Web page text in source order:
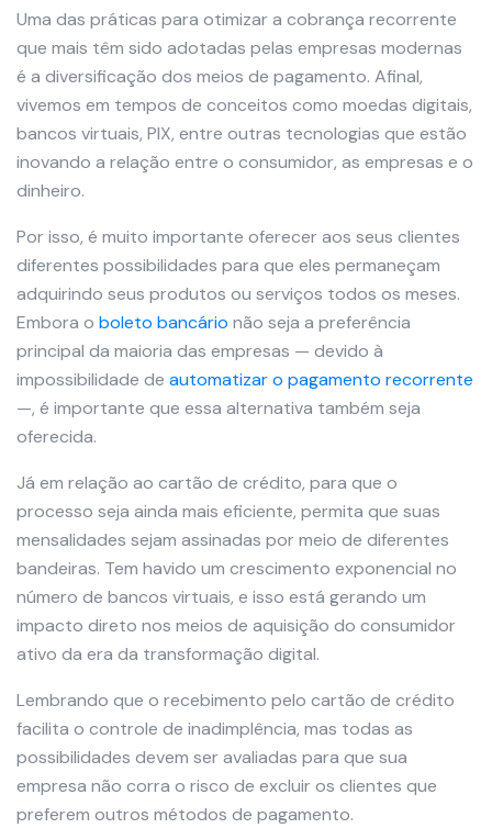
Uma das práticas para otimizar a cobrança recorrente
que mais têm sido adotadas pelas empresas modernas
é a diversificação dos meios de pagamento. Afinal,
vivemos em tempos de conceitos como moedas digitais,
bancos virtuais, PIX, entre outras tecnologias que estão
inovando a relação entre o consumidor, as empresas e o
dinheiro.
Por isso, é muito importante oferecer aos seus clientes
diferentes possibilidades para que eles permaneçam
adquirindo seus produtos ou serviços todos os meses.
Embora o boleto bancário não seja a preferência
principal da maioria das empresas — devido à
impossibilidade de automatizar o pagamento recorrente
—, é importante que essa alternativa também seja
oferecida.
Já em relação ao cartão de crédito, para que o
processo seja ainda mais eficiente, permita que suas
mensalidades sejam assinadas por meio de diferentes
bandeiras. Tem havido um crescimento exponencial no
número de bancos virtuais, e isso está gerando um
impacto direto nos meios de aquisição do consumidor
ativo da era da transformação digital.
Lembrando que o recebimento pelo cartão de crédito
facilita o controle de inadimplência, mas todas as
possibilidades devem ser avaliadas para que sua
empresa não corra o risco de excluir os clientes que
preferem outros métodos de pagamento.